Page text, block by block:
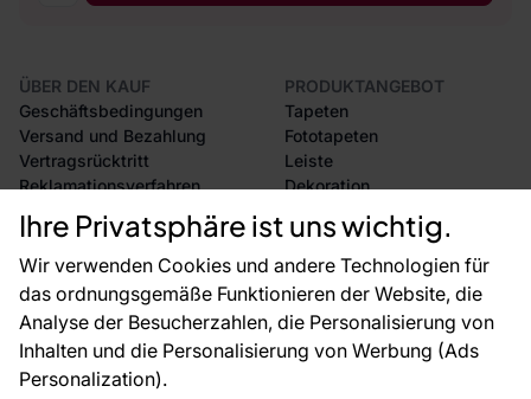
Ihre Privatsphäre ist uns wichtig.
Wir verwenden Cookies und andere Technologien für
das ordnungsgemäße Funktionieren der Website, die
Analyse der Besucherzahlen, die Personalisierung von
Inhalten und die Personalisierung von Werbung (Ads
Personalization).
ÜBER DEN KAUF
Geschäftsbedingungen
Versand und Bezahlung
Vertragsrücktritt
Reklamationsverfahren
Rücksendung von Waren
CE-Zertifizierung
Großhandel
Raumvisualisierung
PRODUKTANGEBOT
Tapeten
Fototapeten
Leiste
Dekoration
Selbstklebende Folien
Zubehör
Tapetenmuster
FÜR SIE
Blog
ÜBER DAS UNTERNEHMEN